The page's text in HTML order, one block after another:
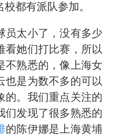
都有派队参加。
员太小了，没有多少
看她们打比赛，所以
不熟悉的，像上海女
也是为数不多的可以
的。我们重点关注的
们发现了很多熟悉的
的陈伊娜是上海黄埔